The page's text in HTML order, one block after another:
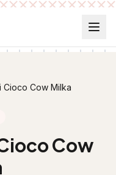
Cioco Cow Milka
Cow